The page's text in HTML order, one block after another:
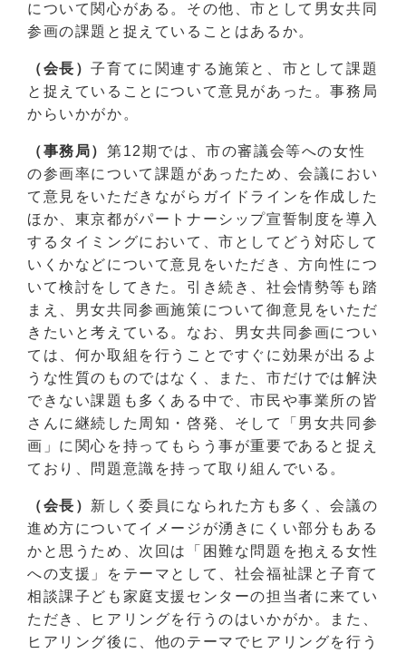
について関心がある。その他、市として男女共同
参画の課題と捉えていることはあるか。
（会長）子育てに関連する施策と、市として課題
と捉えていることについて意見があった。事務局
からいかがか。
（事務局） 第12期では、市の審議会等への女性
の参画率について課題があったため、会議におい
て意見をいただきながらガイドラインを作成した
ほか、東京都がパートナーシップ宣誓制度を導入
するタイミングにおいて、市としてどう対応して
いくかなどについて意見をいただき、方向性につ
いて検討をしてきた。引き続き、社会情勢等も踏
まえ、男女共同参画施策について御意見をいただ
きたいと考えている。なお、男女共同参画につい
ては、何か取組を行うことですぐに効果が出るよ
うな性質のものではなく、また、市だけでは解決
できない課題も多くある中で、市民や事業所の皆
さんに継続した周知・啓発、そして「男女共同参
画」に関心を持ってもらう事が重要であると捉え
ており、問題意識を持って取り組んでいる。
（会長） 新しく委員になられた方も多く、会議の
進め方についてイメージが湧きにくい部分もある
かと思うため、次回は「困難な問題を抱える女性
への支援」をテーマとして、社会福祉課と子育て
相談課子ども家庭支援センターの担当者に来てい
ただき、ヒアリングを行うのはいかがか。また、
ヒアリング後に、他のテーマでヒアリングを行う